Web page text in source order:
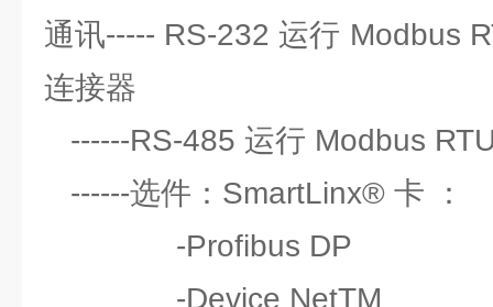
通讯----- RS-232 运行 Modbus
连接器
------RS-485 运行 Modbus
------选件：SmartLinx® 卡 ：
-Profibus DP
-Device NetTM